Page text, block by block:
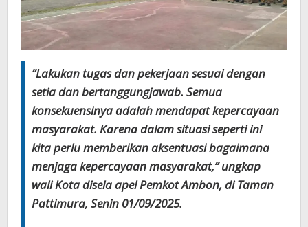
“Lakukan tugas dan pekerjaan sesuai dengan
setia dan bertanggungjawab. Semua
konsekuensinya adalah mendapat kepercayaan
masyarakat. Karena dalam situasi seperti ini
kita perlu memberikan aksentuasi bagaimana
menjaga kepercayaan masyarakat,” ungkap
wali Kota disela apel Pemkot Ambon, di Taman
Pattimura, Senin 01/09/2025.